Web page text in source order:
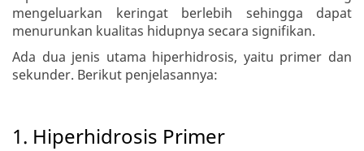
mengeluarkan keringat berlebih sehingga dapat
menurunkan kualitas hidupnya secara signifikan.
Ada dua jenis utama hiperhidrosis, yaitu primer dan
sekunder. Berikut penjelasannya:
1. Hiperhidrosis Primer